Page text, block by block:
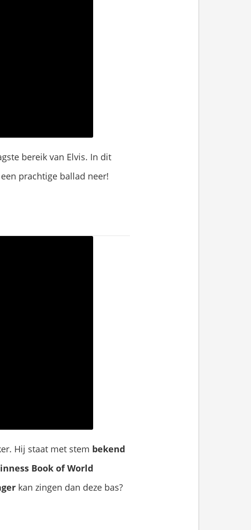
bereik van Elvis. In dit
prachtige ballad neer!
Hij staat met stem bekend
Book of World
kan zingen dan deze bas?